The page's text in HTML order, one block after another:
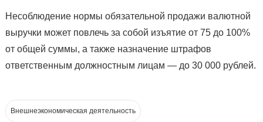
Несоблюдение нормы обязательной продажи валютной
выручки может повлечь за собой изъятие от 75 до 100%
от общей суммы, а также назначение штрафов
ответственным должностным лицам — до 30 000 рублей.
Внешнеэкономическая деятельность